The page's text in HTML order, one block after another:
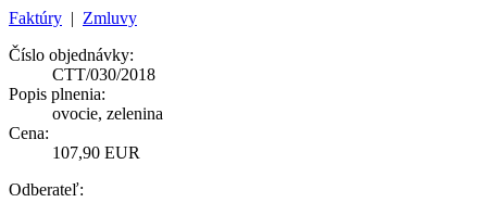
Faktúry | Zmluvy
Číslo objednávky:
CTT/030/2018
Popis plnenia:
ovocie, zelenina
Cena:
107,90 EUR
Odberateľ: